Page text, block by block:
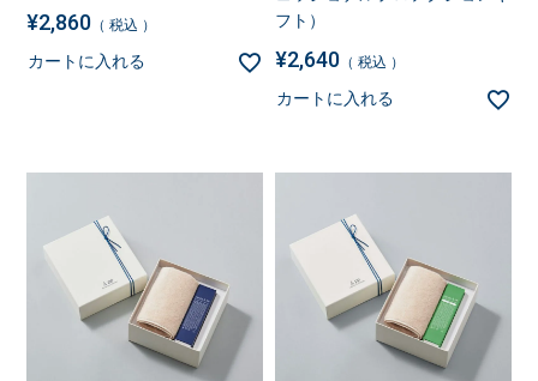
¥2,860 税込
カートに入れる
フト）
¥2,640 税込
カートに入れる